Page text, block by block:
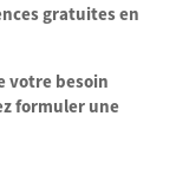
gratuites en
votre besoin
formuler une